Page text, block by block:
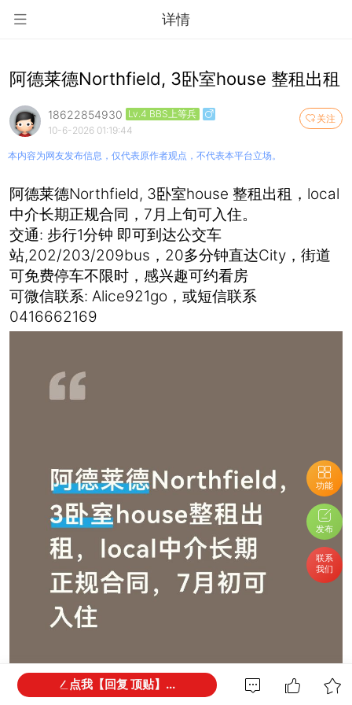
详情
功能
发布
联系
我们
阿德莱德Northfield, 3卧室house 整租出租
关注
18622854930 Lv.4 BBS上等兵
10-6-2026 01:19:44
本内容为网友发布信息，仅代表原作者观点，不代表本平台立场。
阿德莱德Northfield, 3卧室house 整租出租，local
中介长期正规合同，7月上旬可入住。
交通: 步行1分钟 即可到达公交车
站,202/203/209bus，20多分钟直达City，街道
可免费停车不限时，感兴趣可约看房
可微信联系: Alice921go，或短信联系
0416662169
点我【回复 顶贴】...